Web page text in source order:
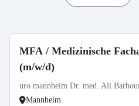
MFA / Medizinische
(m/w/d)
uro mannheim Dr. med. Ali
Mannheim